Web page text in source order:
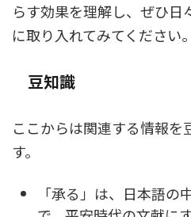
らす効果を理解し、ぜひ
に取り入れてみてください。
豆知識
ここからは関連する情報を
す。
「承る」は、日本語の